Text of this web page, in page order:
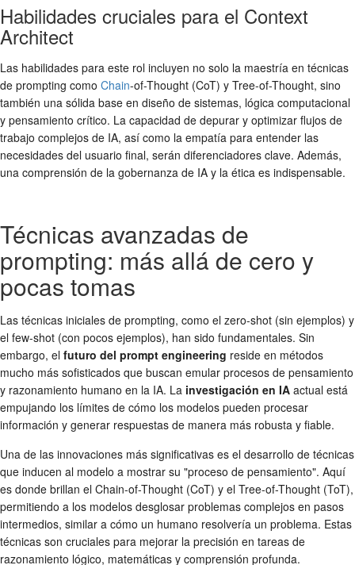
Habilidades cruciales para el Context
Architect
Las habilidades para este rol incluyen no solo la maestría en técnicas
de prompting como Chain-of-Thought (CoT) y Tree-of-Thought, sino
también una sólida base en diseño de sistemas, lógica computacional
y pensamiento crítico. La capacidad de depurar y optimizar flujos de
trabajo complejos de IA, así como la empatía para entender las
necesidades del usuario final, serán diferenciadores clave. Además,
una comprensión de la gobernanza de IA y la ética es indispensable.
Técnicas avanzadas de
prompting: más allá de cero y
pocas tomas
Las técnicas iniciales de prompting, como el zero-shot (sin ejemplos) y
el few-shot (con pocos ejemplos), han sido fundamentales. Sin
embargo, el futuro del prompt engineering reside en métodos
mucho más sofisticados que buscan emular procesos de pensamiento
y razonamiento humano en la IA. La investigación en IA actual está
empujando los límites de cómo los modelos pueden procesar
información y generar respuestas de manera más robusta y fiable.
Una de las innovaciones más significativas es el desarrollo de técnicas
que inducen al modelo a mostrar su "proceso de pensamiento". Aquí
es donde brillan el Chain-of-Thought (CoT) y el Tree-of-Thought (ToT),
permitiendo a los modelos desglosar problemas complejos en pasos
intermedios, similar a cómo un humano resolvería un problema. Estas
técnicas son cruciales para mejorar la precisión en tareas de
razonamiento lógico, matemáticas y comprensión profunda.